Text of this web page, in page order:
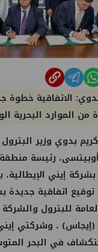
الاتفاقية خطوة
من الموارد البحرية
بدوي وزير البترول
رئيسة
إيني الإيطالية،
توقيع اتفاقية جديدة
للبترول
(إيجاس) ، وشركتي
في البحر